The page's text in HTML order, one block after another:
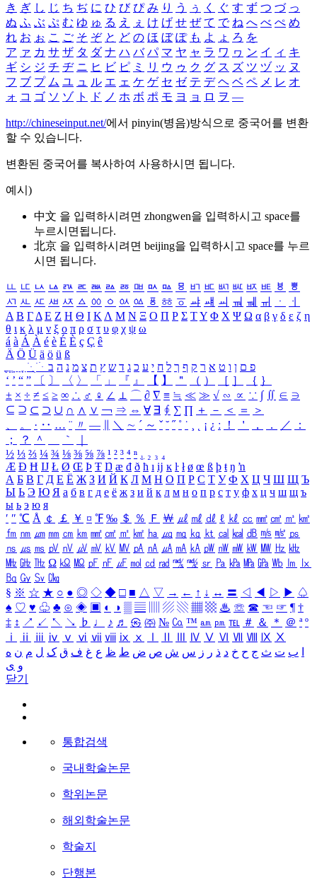
き ぎ し じ ち ぢ に ひ び ぴ み り う ぅ く ぐ す ず つ づ っ
ぬ ふ ぶ ぷ む ゆ ゅ る え ぇ け げ せ ぜ て で ね へ べ ぺ め
れ お ぉ こ ご そ ぞ と ど の ほ ぼ ぽ も よ ょ ろ を
ア ァ カ サ ザ タ ダ ナ ハ バ パ マ ヤ ャ ラ ワ ヮ ン イ ィ キ
ギ シ ジ チ ヂ ニ ヒ ビ ピ ミ リ ウ ゥ ク グ ス ズ ツ ヅ ッ ヌ
フ ブ プ ム ユ ュ ル エ ェ ケ ゲ セ ゼ テ デ ヘ ベ ペ メ レ オ
ォ コ ゴ ソ ゾ ト ド ノ ホ ボ ポ モ ヨ ョ ロ ヲ ―
http://chineseinput.net/에서 pinyin(병음)방식으로 중국어를 변환
할 수 있습니다.
변환된 중국어를 복사하여 사용하시면 됩니다.
예시)
中文 을 입력하시려면 zhongwen을 입력하시고 space를
누르시면됩니다.
北京 을 입력하시려면 beijing을 입력하시고 space를 누르
시면 됩니다.
ㅥ ㅦ ㅧ ㅨ ㅩ ㅪ ㅫ ㅬ ㅭ ㅮ ㅯ ㅰ ㅱ ㅲ ㅳ ㅴ ㅵ ㅶ ㅷ ㅸ
ㅹ
ㅺ ㅻ ㅼ ㅽ ㅾ ㅿ ㆀ ㆁ ㆂ ㆃ ㆄ ㆅ ㆆ ㆇ ㆈ ㆉ ㆊ ㆋ ㆌ ㆍ
ㆎ
Α Β ΓΔ Ε Ζ Η Θ Ι ΚΛ Μ Ν Ξ Ο Π Ρ Σ ΤΥ Φ Χ Ψ Ω α β γ δ ε ζ η
θ ι κ λ μ ν ξ ο π ρ σ τ υ φ χ ψ ω
á à Á À é è É È ç Ç ê
Ä Ö Ü ä ö ü ß
ִֶֹ ֻּ ׁׂ פ ם ן ו ט א ר ק ף ך ל ח י ע כ ג ד ש ץ ת צ מ נ ה ב
‘ ’ “ ” 〔 〕 〈 〉 「 」 『 』 【 】 ＂ （ ） ［ ］ ｛ ｝
± × ÷ ≠ ≤ ≥ ∞ ∴ ♂ ♀ ∠ ⊥ ⌒ ∂ ∇ ≡ ≒ ≪ ≫ √ ∽ ∝ ∵ ∫ ∬ ∈ ∋
⊆ ⊇ ⊂ ⊃ ∪ ∩ ∧ ∨ ￢ ⇒ ⇔ ∀ ∃ ∮ ∑ ∏ ＋ － ＜ ＝
＞
、
。 · ‥ … ¨ 〃 ― ＼ ∼ ´ ～ ˇ ˘ ˝ ˚ ˙ ¸ ¡ ¿ ː ！ ＇ ， ． ／
：
；
？ ＾ ｀
½ ⅓ ⅔ ¼ ¾ ⅛ ⅜ ⅝ ⅞ ¹ ² ³ ⁴ ⁿ ₁ ₂ ₃ ₄
Æ Ð Ħ Ĳ Ł Ø Œ Þ Ŧ Ŋ æ đ ð ħ ı ĳ ĸ ŀ ł ø œ ß þ ŧ ŋ ŉ
А Б В Г Д Е Ё Ж З И Й К Л М Н О П Р С Т У Ф Х Ц Ч Ш Щ Ъ
Ы Ь Э Ю Я а б в г д е ё ж з и й к л м н о п р с т у ф х ц ч ш щ ъ
ы ь э ю я
′ ″ ℃ Å ￠ ￡ ￥ ¤ ℉ ‰ ＄ ％ Ｆ ￦ ㎕ ㎖ ㎗ ℓ ㎘ ㏄ ㎣ ㎤ ㎥ ㎦
㎙ ㎚ ㎛ ㎜ ㎝ ㎞ ㎟ ㎠ ㎡ ㎢ ㏊ ㎍ ㎎ ㎏ ㏏ ㎈ ㎉ ㏈ ㎧ ㎨ ㎰
㎱ ㎲ ㎳ ㎴ ㎵ ㎶ ㎷ ㎸ ㎹ ㎀ ㎁ ㎂ ㎃ ㎄ ㎺ ㎻ ㎽ ㎾ ㎿ ㎐ ㎑
㎒ ㎓ ㎔ Ω ㏀ ㏁ ㎊ ㎋ ㎌ ㏖ ㏅ ㎭ ㎮ ㎯ ㏛ ㎩ ㎪ ㎫ ㎬ ㏝ ㏐
㏓
㏃ ㏉ ㏜ ㏆
§ ※ ☆ ★ ○ ● ◎ ◇ ◆ □ ■ △ ▽ → ← ↑ ↓ ↔ 〓 ◁ ◀ ▷ ▶ ♤
♠ ♡ ♥ ♧ ♣ ⊙ ◈ ▣ ◐ ◑ ▒ ▤ ▨ ▧ ▦ ▩ ♨ ☏ ☎ ☜ ☞ ¶ †
‡ ↕ ↗ ↙ ↖ ↘ ♭ ♩ ♪ ♬ ㉿ ㈜ № ㏇ ™ ㏂ ㏘ ℡ ＃ ＆ ＊ ＠ ª º
ⅰ
ⅱ ⅲ ⅳ ⅴ ⅵ ⅶ ⅷ ⅸ ⅹ Ⅳ Ⅴ Ⅵ Ⅶ Ⅷ Ⅸ Ⅹ
ب ت ث ج ح خ د ذ ر ز س ش ص ض ط ظ ع غ ف ق ک ل م ن ه
و ی
닫기
통합검색
국내학술논문
학위논문
해외학술논문
학술지
단행본